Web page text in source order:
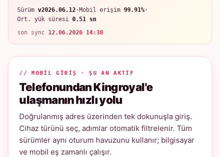
Sürüm v2026.06.12·Mobil erişim 99.91%·
Ort. yük süresi 0.51 sn
son sync 12.06.2026 14:38
// MOBIL GIRIŞ · ŞU AN AKTIF
Telefonundan Kingroyal'e
ulaşmanın hızlı yolu
Doğrulanmış adres üzerinden tek dokunuşla giriş.
Cihaz türünü seç, adımlar otomatik filtrelenir. Tüm
sürümler aynı oturum havuzunu kullanır; bilgisayar
ve mobil eş zamanlı çalışır.